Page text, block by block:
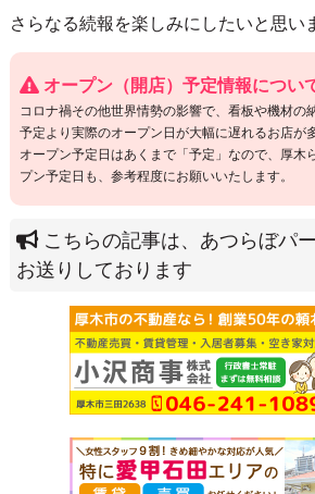
さらなる続報を楽しみにしたいと思い
オープン（開店）予定情報につい
コロナ禍その他世界情勢の影響で、看板や機材の
予定より実際のオープン日が大幅に遅れるお店が
オープン予定日はあくまで「予定」なので、厚木
プン予定日も、参考程度にお願いいたします。
こちらの記事は、あつらぼパ
お送りしております